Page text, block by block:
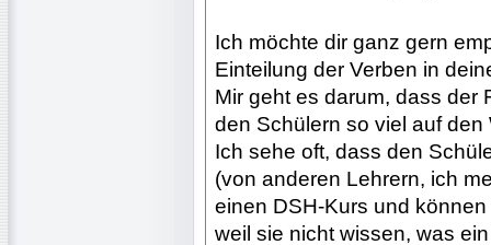
Ich möchte dir ganz gern
Einteilung der Verben in
Mir geht es darum, dass der
den Schülern so viel auf
Ich sehe oft, dass den
(von anderen Lehrern, ich
einen DSH-Kurs und
weil sie nicht wissen, was